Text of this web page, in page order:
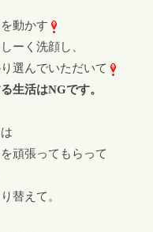
動かす
ーく洗顔し、
選んでいただいて
生活はNGです。
頑張ってもらって
替えて。